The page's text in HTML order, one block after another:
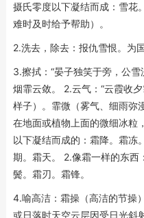
摄氏零度以下凝结而成：雪花
难时及时给予帮助）。
2.洗去，除去：报仇雪恨。为
3.擦拭：“晏子独笑于旁，公雪
烟霏云敛。 2.云气：“云霞收
样子）。霏微（雾气、细雨弥
在地面或植物上面的微细冰粒
以下凝结而成的：霜降。霜冻
期。霜天。 2.像霜一样的东
鬓。霜刃。霜锋。
4.喻高洁：霜操（高洁的节操
或日落时天空云层因受日光斜